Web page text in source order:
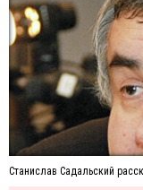
Станислав Садальский